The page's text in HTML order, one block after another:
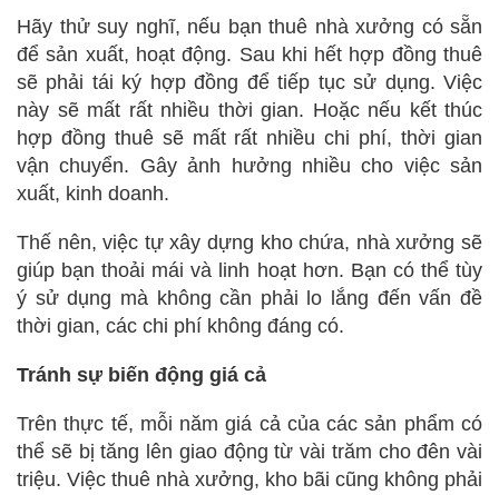
Hãy thử suy nghĩ, nếu bạn thuê nhà xưởng có sẵn
để sản xuất, hoạt động. Sau khi hết hợp đồng thuê
sẽ phải tái ký hợp đồng để tiếp tục sử dụng. Việc
này sẽ mất rất nhiều thời gian. Hoặc nếu kết thúc
hợp đồng thuê sẽ mất rất nhiều chi phí, thời gian
vận chuyển. Gây ảnh hưởng nhiều cho việc sản
xuất, kinh doanh.
Thế nên, việc tự xây dựng kho chứa, nhà xưởng sẽ
giúp bạn thoải mái và linh hoạt hơn. Bạn có thể tùy
ý sử dụng mà không cần phải lo lắng đến vấn đề
thời gian, các chi phí không đáng có.
Tránh sự biến động giá cả
Trên thực tế, mỗi năm giá cả của các sản phẩm có
thể sẽ bị tăng lên giao động từ vài trăm cho đên vài
triệu. Việc thuê nhà xưởng, kho bãi cũng không phải